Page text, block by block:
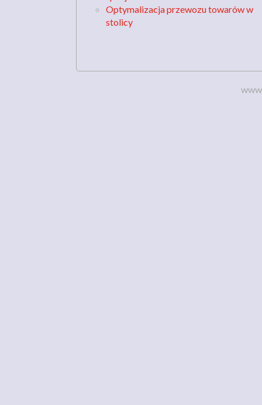
Optymalizacja przewozu towarów w
stolicy